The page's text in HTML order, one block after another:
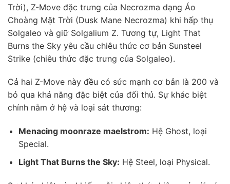
Trời), Z-Move đặc trưng của Necrozma dạng Áo
Choàng Mặt Trời (Dusk Mane Necrozma) khi hấp thụ
Solgaleo và giữ Solgalium Z. Tương tự, Light That
Burns the Sky yêu cầu chiêu thức cơ bản Sunsteel
Strike (chiêu thức đặc trưng của Solgaleo).
Cả hai Z-Move này đều có sức mạnh cơ bản là 200 và
bỏ qua khả năng đặc biệt của đối thủ. Sự khác biệt
chính nằm ở hệ và loại sát thương:
Menacing moonraze maelstrom: Hệ Ghost, loại
Special.
Light That Burns the Sky: Hệ Steel, loại Physical.